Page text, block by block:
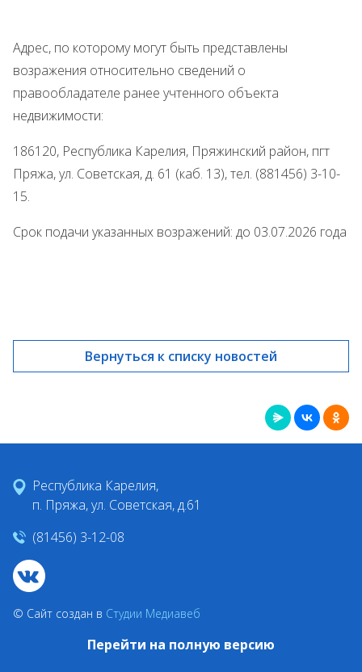
Адрес, по которому могут быть представлены
возражения относительно сведений о
правообладателе ранее учтенного объекта
недвижимости:
186120, Республика Карелия, Пряжинский район, пгт
Пряжа, ул. Советская, д. 61 (каб. 13), тел. (881456) 3-10-
15.
Срок подачи указанных возражений: до 03.07.2026 года
Вернуться к списку новостей
Республика Карелия,
п. Пряжа, ул. Советская, д.61
(81456) 3-12-08
© Сайт создан в Студии Медиавеб
Перейти на полную версию